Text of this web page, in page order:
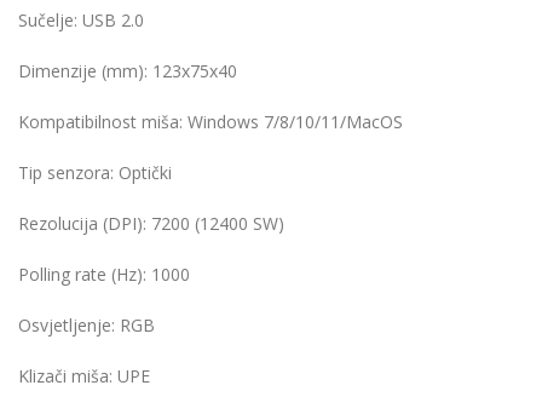
Sučelje: USB 2.0
Dimenzije (mm): 123x75x40
Kompatibilnost miša: Windows 7/8/10/11/MacOS
Tip senzora: Optički
Rezolucija (DPI): 7200 (12400 SW)
Polling rate (Hz): 1000
Osvjetljenje: RGB
Klizači miša: UPE